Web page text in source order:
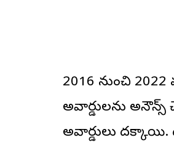
2016 నుంచి
అవార్డుల‌ను
అవార్డులు